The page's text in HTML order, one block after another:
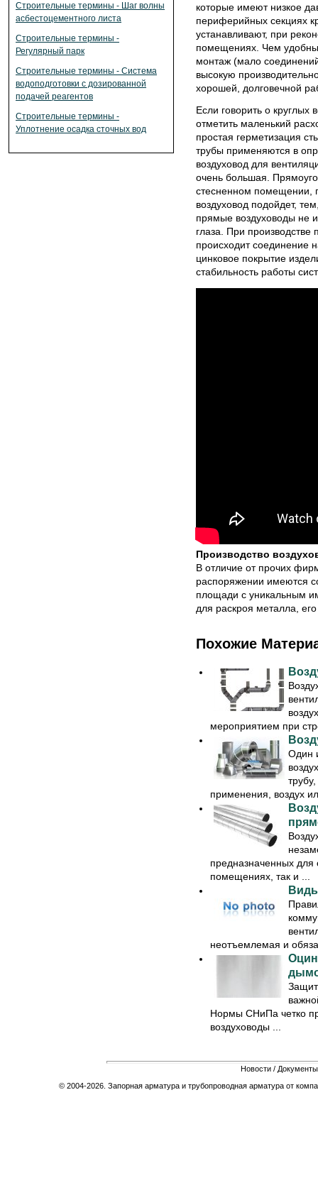
Строительные термины - Шаг волны
асбестоцементного листа
Строительные термины -
Регулярный парк
Строительные термины - Система
водоподготовки с дозированной
подачей реагентов
Строительные термины -
Уплотнение осадка сточных вод
которые имеют низкое
периферийных секциях
устанавливают, при
помещениях. Чем удобны
монтаж (мало
высокую
хорошей, долговечной
Если говорить о круглых
отметить маленький
простая герметизация
трубы применяются в
воздуховод для
очень большая.
стесненном помещении,
воздуховод подойдет,
прямые воздуховоды не
глаза. При производстве
происходит соединение
цинковое покрытие
стабильность работы
Производство
В отличие от прочих
распоряжении имеются
площади с уникальным
для раскроя металла,
Похожие
мероприятием при
Один
применения, воздух
предназначенных для
помещениях, так и ...
неотъемлемая и
Нормы СНиПа четко
воздуховоды ...
Новости / Документы
© 2004-2026. Запорная арматура и трубопроводная арматура от